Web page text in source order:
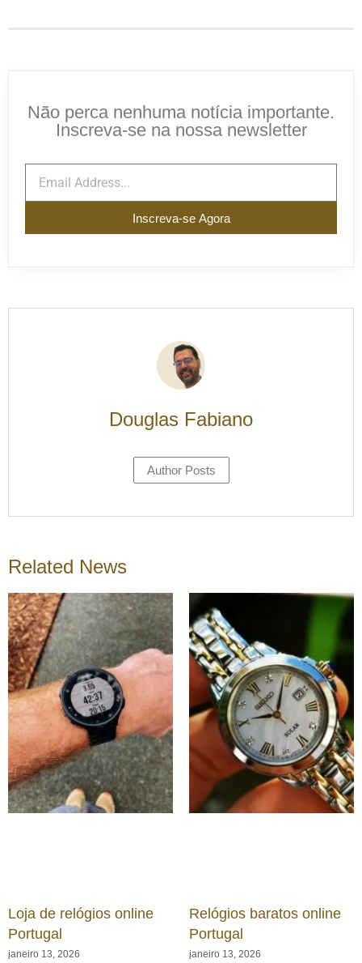
Não perca nenhuma notícia importante.
Inscreva-se na nossa newsletter
Inscreva-se Agora
Douglas Fabiano
Author Posts
Related News
Loja de relógios online
Portugal
janeiro 13, 2026
Relógios baratos online
Portugal
janeiro 13, 2026